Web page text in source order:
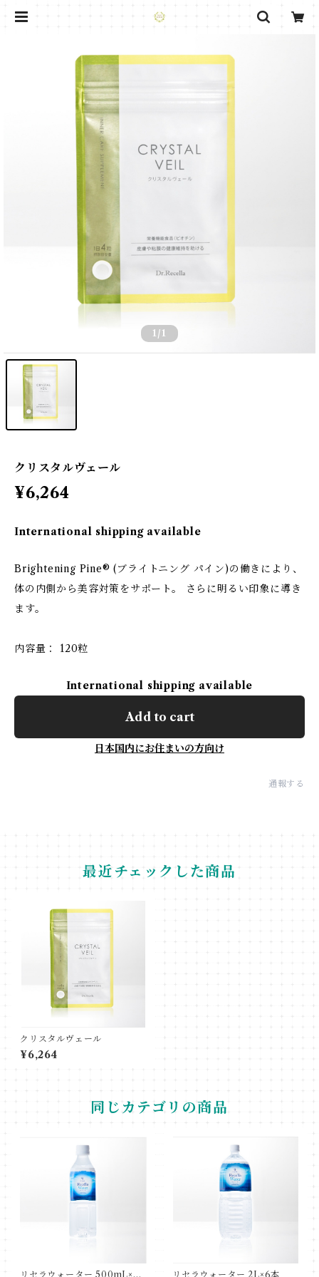
1 /1
クリスタルヴェール
¥6,264
International shipping available
Brightening Pine® (ブライトニング パイン)の働きにより、
体の内側から美容対策をサポート。 さらに明るい印象に導き
ます。
内容量： 120粒
International shipping available
Add to cart
日本国内にお住まいの方向け
通報する
最近チェックした商品
クリスタルヴェール
¥6,264
同じカテゴリの商品
リセラウォーター 500mL×24 リセラウォーター 2L×6本